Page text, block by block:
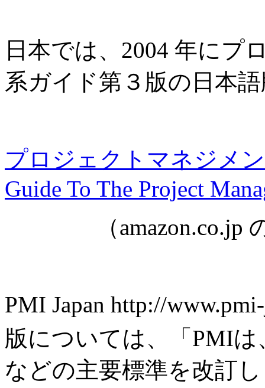
日本では、2004 年にプ
系ガイド第３版の日本
プロジェクトマネジメ
Guide To The Project
（
PMI Japan http://
版については、「PMIは
などの主要標準を改訂